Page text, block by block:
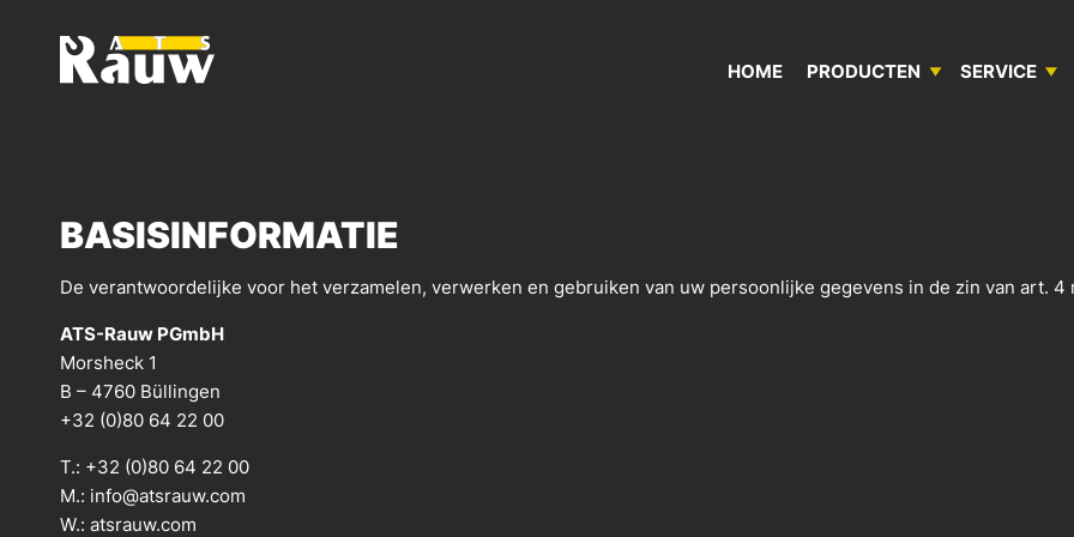
ATS RAUW - BOUW & ONTWERP VAN BEDRIJFSVOERTUIGEN IN BÜLLINGEN
HOME
PRODUCTEN SERVICE
BASISINFORMATIE
De verantwoordelijke voor het verzamelen, verwerken en gebruiken van uw persoonlijke gegevens in de zin van art. 4
ATS-Rauw PGmbH
Morsheck 1
B – 4760 Büllingen
+32 (0)80 64 22 00
T.: +32 (0)80 64 22 00
M.: info@atsrauw.com
W.: atsrauw.com